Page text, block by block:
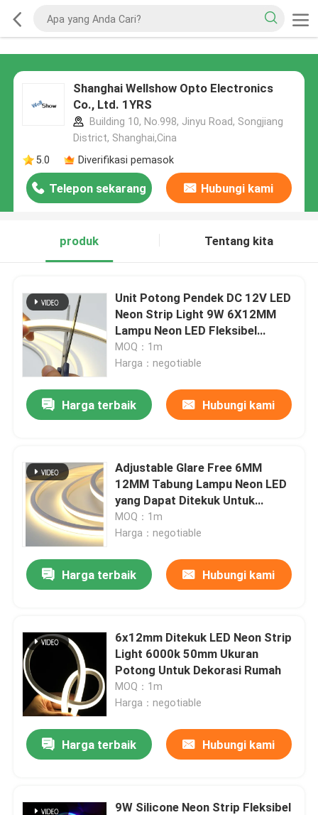
Shanghai Wellshow Opto Electronics
Co., Ltd. 1YRS
Building 10, No.998, Jinyu Road, Songjiang
District, Shanghai,Cina
5.0
Diverifikasi pemasok
Telepon sekarang Hubungi kami
produk Tentang kita
Unit Potong Pendek DC 12V LED
Neon Strip Light 9W 6X12MM
Lampu Neon LED Fleksibel
Silikon Murni
MOQ：1m
Harga：negotiable
Harga terbaik Hubungi kami
Adjustable Glare Free 6MM
12MM Tabung Lampu Neon LED
yang Dapat Ditekuk Untuk
Dekorasi Interior
MOQ：1m
Harga：negotiable
Harga terbaik Hubungi kami
6x12mm Ditekuk LED Neon Strip
Light 6000k 50mm Ukuran
Potong Untuk Dekorasi Rumah
MOQ：1m
Harga：negotiable
Harga terbaik Hubungi kami
9W Silicone Neon Strip Fleksibel